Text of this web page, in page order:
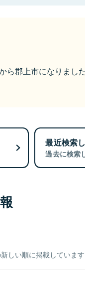
ら郡上市になりました
最近検索
過去に検索
しい順に掲載しています